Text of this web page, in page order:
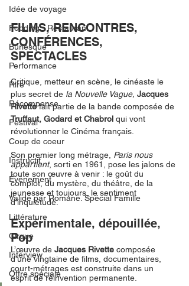
Idée de voyage
Fooding - Restaurant
Burlesque
Performance
Rire
Récompense
Festival
Coup de coeur
Instructif
Événement
Validé par Romane. Spécial Famille
Littérature
Cirque
Interview
Offre spéciale
FILMS, RENCONTRES,
CONFÉRENCES,
SPECTACLES
Critique, metteur en scène, le cinéaste le
plus secret de la Nouvelle Vague, Jacques
Rivette fait partie de la bande composée de
Truffaut, Godard et Chabrol qui vont
révolutionner le Cinéma français.
Son premier long métrage, Paris nous
appartient, sorti en 1961, pose les jalons de
toute son œuvre à venir : le goût du
complot, du mystère, du théâtre, de la
jeunesse et toujours, le sentiment
d’inquiétude.
Expérimentale, dépouillée,
Pop
L’œuvre de Jacques Rivette composée
d’une vingtaine de films, documentaires,
court-métrages est construite dans un
esprit de réinvention permanente.